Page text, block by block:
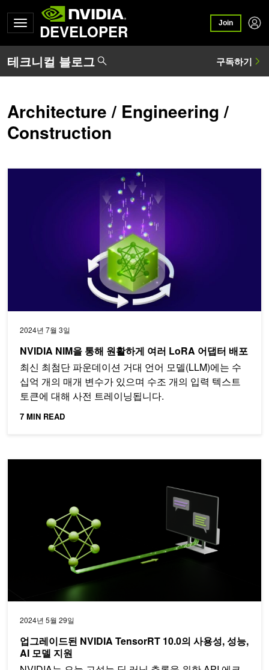
DEVELOPER Join
Architecture / Engineering /
Construction
2024년 7월 3일
NVIDIA NIM을 통해 원활하게 여러 LoRA 어댑터 배포
최신 최첨단 파운데이션 거대 언어 모델(LLM)에는 수
십억 개의 매개 변수가 있으며 수조 개의 입력 텍스트
토큰에 대해 사전 트레이닝됩니다.
7 MIN READ
NVIDIA NIM을 통해 원활하게 여러 LoRA 어댑터 배포
2024년 5월 29일
업그레이드된 NVIDIA TensorRT 10.0의 사용성, 성능,
AI 모델 지원
업그레이드된 NVIDIA TensorRT 10.0의 사용성, 성능, AI 모델 지원